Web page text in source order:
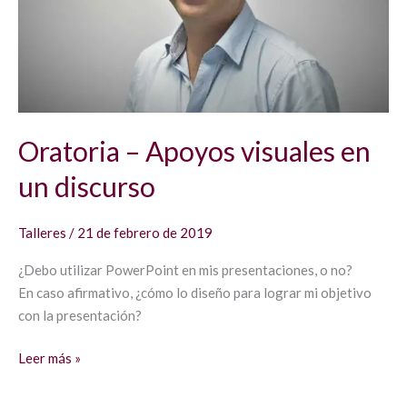
Oratoria – Apoyos visuales en
un discurso
Talleres / 21 de febrero de 2019
¿Debo utilizar PowerPoint en mis presentaciones, o no?
En caso afirmativo, ¿cómo lo diseño para lograr mi objetivo
con la presentación?
Leer más »